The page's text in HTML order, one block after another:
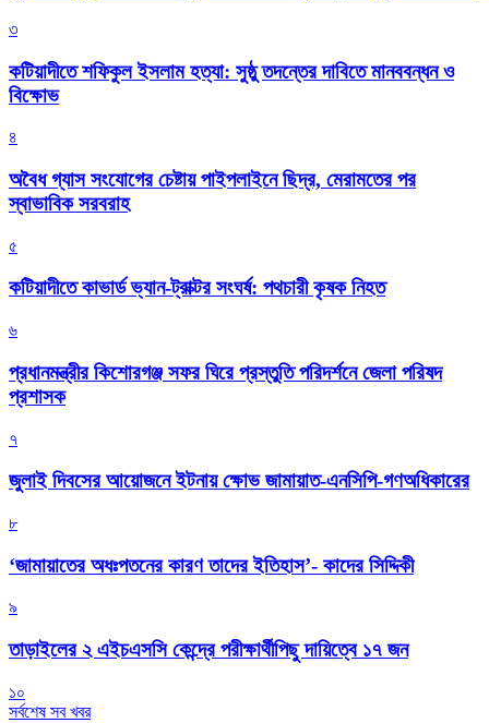
৩
কটিয়াদীতে শফিকুল ইসলাম হত্যা: সুষ্ঠু তদন্তের দাবিতে মানববন্ধন ও
বিক্ষোভ
৪
অবৈধ গ্যাস সংযোগের চেষ্টায় পাইপলাইনে ছিদ্র, মেরামতের পর
স্বাভাবিক সরবরাহ
৫
কটিয়াদীতে কাভার্ড ভ্যান-ট্রাক্টর সংঘর্ষ: পথচারী কৃষক নিহত
৬
প্রধানমন্ত্রীর কিশোরগঞ্জ সফর ঘিরে প্রস্তুতি পরিদর্শনে জেলা পরিষদ
প্রশাসক
৭
জুলাই দিবসের আয়োজনে ইটনায় ক্ষোভ জামায়াত-এনসিপি-গণঅধিকারের
৮
‘জামায়াতের অধঃপতনের কারণ তাদের ইতিহাস’- কাদের সিদ্দিকী
৯
তাড়াইলের ২ এইচএসসি কেন্দ্রে পরীক্ষার্থীপিছু দায়িত্বে ১৭ জন
১০
সর্বশেষ সব খবর